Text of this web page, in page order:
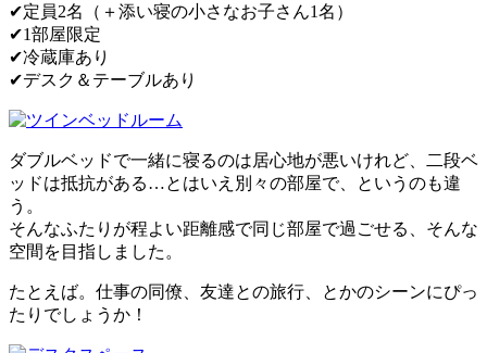
✔︎定員2名（＋添い寝の小さなお子さん1名）
✔︎1部屋限定
✔︎冷蔵庫あり
✔︎デスク＆テーブルあり
ダブルベッドで一緒に寝るのは居心地が悪いけれど、二段ベ
ッドは抵抗がある…とはいえ別々の部屋で、というのも違
う。
そんなふたりが程よい距離感で同じ部屋で過ごせる、そんな
空間を目指しました。
たとえば。仕事の同僚、友達との旅行、とかのシーンにぴっ
たりでしょうか！